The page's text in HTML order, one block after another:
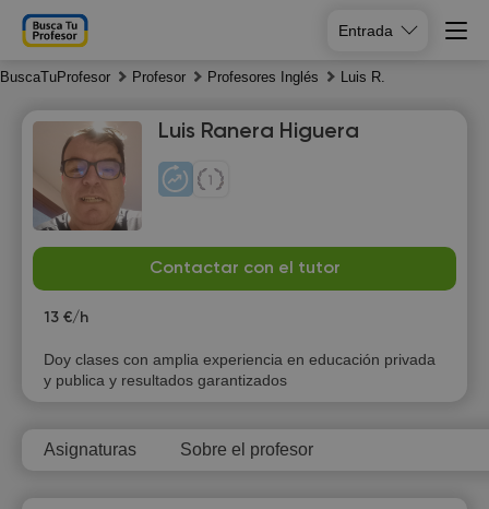
Entrada
BuscaTuProfesor Profesor Profesores Inglés Luis R.
Luis Ranera Higuera
Contactar con el tutor
13 €/h
Doy clases con amplia experiencia en educación privada
y publica y resultados garantizados
Asignaturas Sobre el profesor
6
Fr
7
Sa
8
9
18:00
18:30
18:00
18:30
18:00 18:00